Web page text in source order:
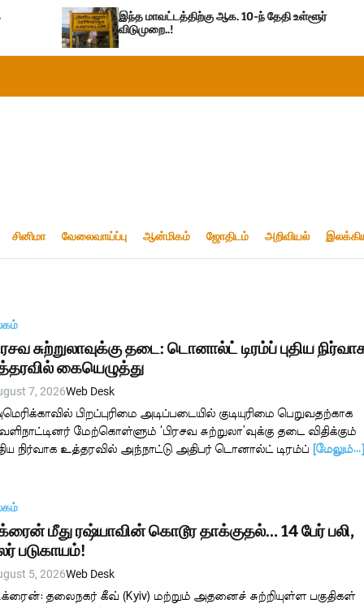
இந்த மாவட்டத்திற்கு ஆக. 10-ந் தேதி உள்ளூர்
விடுமுறை..!
சினிமா வேலைவாய்ப்பு ஆன்மிகம் ஜோதிடம் அறிவியல்
சுற்றுலாவுக்கு தடை: டொனால்ட் டிரம்ப் புதிய
கையெழுத்து
7, 2026Web Desk
பிறப்புரிமை அடிப்படையில் குடியுரிமை பெறுவதற்காக
மேற்கொள்ளும் ‘பிரசவ சுற்றுலா’வுக்கு தடை விதிக்கும்
நிர்வாக உத்தரவில் அந்நாட்டு அதிபர் டொனால்ட் டிரம்ப்
மீது ரஷ்யாவின் கொடூர தாக்குதல்… 14 பேர் பலி,
படுகாயம்!
5, 2026Web Desk
தலைநகர் கீவ் (Kyiv) மற்றும் அதனைச் சுற்றியுள்ள பகுதிகள்